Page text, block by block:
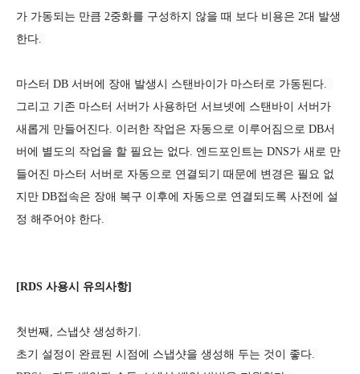
가 가동되는 만큼 2중화를 구성하지 않을 때 보다 비용은 2대 발생
한다.
마스터 DB 서버에 장애 발생시 스탠바이가 마스터로 가동된다.
그리고 기존 마스터 서버가 사용하던 서브넷에 스탠바이 서버가
새롭게 만들어진다. 이러한 작업은 자동으로 이루어짐으로 DB서
버에 별도의 작업을 할 필요는 없다. 엔드포인트는 DNS가 새로 만
들어진 마스터 서버로 자동으로 연결되기 때문에 변경은 필요 없
지만 DB접속은 장애 복구 이후에 자동으로 연결되도록 사전에 설
정 해주어야 한다.
[RDS 사용시 유의사항]
첫번째, 스냅샷 생성하기.
초기 설정이 완료된 시점에 스냅샷을 생성해 두는 것이 좋다.